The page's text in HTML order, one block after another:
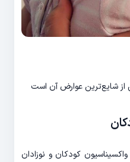
از شایع‌ترین عوارض آن است
کودکان و نوزادان